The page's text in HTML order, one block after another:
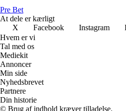
Pre Bet
At dele er kærligt
X
Facebook Instagram
Hvem er vi
Tal med os
Mediekit
Annoncer
Min side
Nyhedsbrevet
Partnere
Din historie
© Brug af indhold kræver tilladelse.